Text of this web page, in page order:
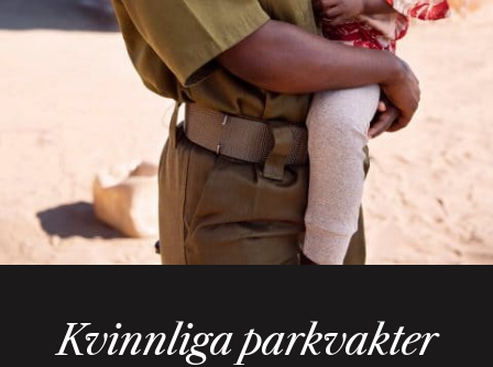
Kvinnliga parkvakter